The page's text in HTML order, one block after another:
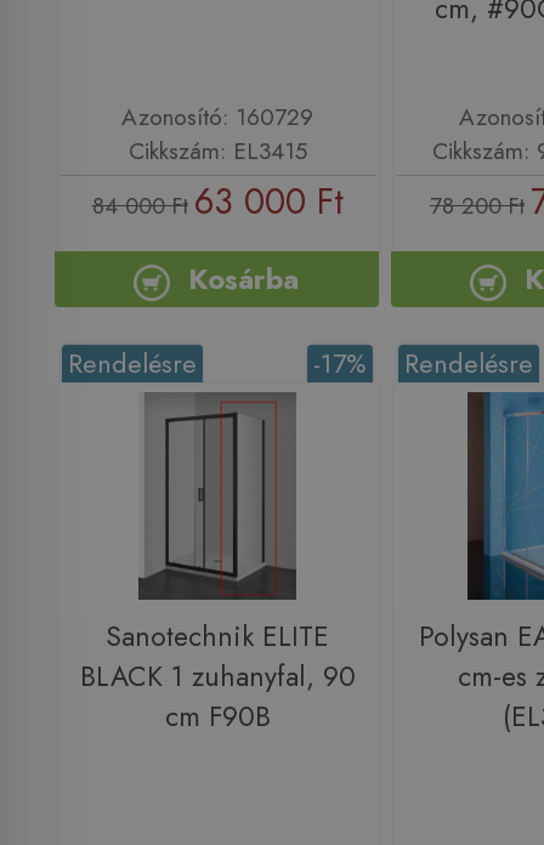
Azonosító: 160729
Cikkszám: EL3415
84 000 Ft 63 000 Ft
Kosárba
cm,
78 200 Ft
-17%
Rendelésre
Sanotechnik ELITE
BLACK 1 zuhanyfal, 90
cm F90B
Rendelésre
Polysan
cm-es